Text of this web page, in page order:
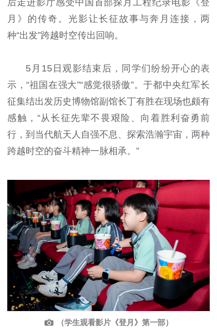
月》的传奇。光影让长征故事与奔月连接，两
种“出发”跨越时空传出回响。
5月15日观影结束后，同学们纷纷开心的表
示，“祖国在强大”“感觉很骄傲”。于都中央红军长
征集结出发历史博物馆副馆长丁有胜在现场也颇有
感触，“从长征先辈不畏艰险、向着胜利奋勇前
行，到当代航天人自强不息、探索浩瀚宇宙，两种
跨越时空的奋斗精神一脉相承。”
（学生观看影片《登月》第一部）